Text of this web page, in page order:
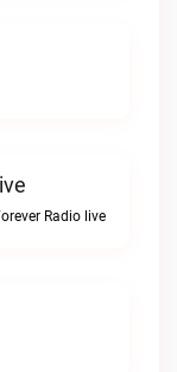
Radio live